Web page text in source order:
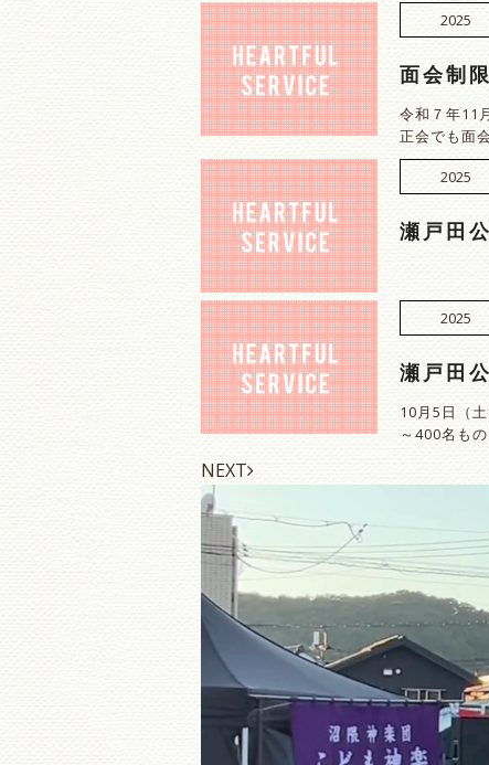
2025
面会制
令和７年11
正会でも面
2025
瀬戸田
2025
瀬戸田
10月5日（
～400名も
NEXT